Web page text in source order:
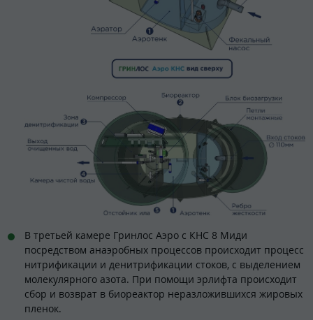
В третьей камере Гринлос Аэро с КНС 8 Миди
посредством анаэробных процессов происходит процесс
нитрификации и денитрификации стоков, с выделением
молекулярного азота. При помощи эрлифта происходит
сбор и возврат в биореактор неразложившихся жировых
пленок.